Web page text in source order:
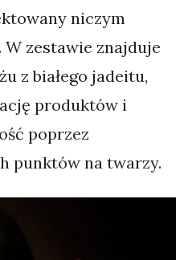
niczym
W zestawie znajduje
z białego jadeitu,
produktów i
poprzez
punktów na twarzy.